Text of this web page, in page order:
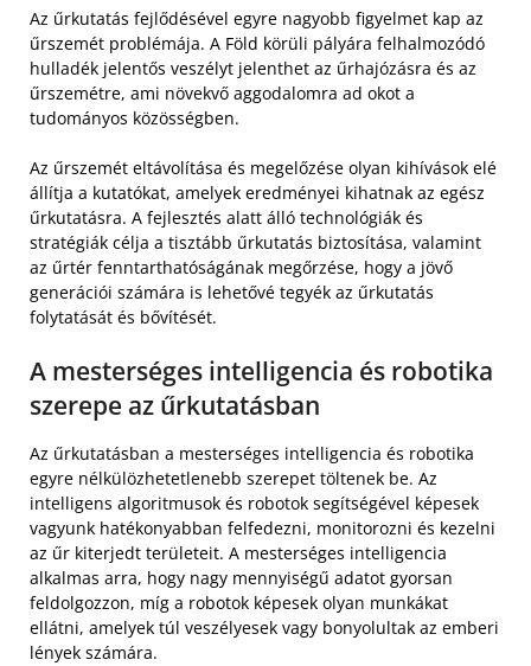
Az űrkutatás fejlődésével egyre nagyobb figyelmet kap az
űrszemét problémája. A Föld körüli pályára felhalmozódó
hulladék jelentős veszélyt jelenthet az űrhajózásra és az
űrszemétre, ami növekvő aggodalomra ad okot a
tudományos közösségben.
Az űrszemét eltávolítása és megelőzése olyan kihívások elé
állítja a kutatókat, amelyek eredményei kihatnak az egész
űrkutatásra. A fejlesztés alatt álló technológiák és
stratégiák célja a tisztább űrkutatás biztosítása, valamint
az űrtér fenntarthatóságának megőrzése, hogy a jövő
generációi számára is lehetővé tegyék az űrkutatás
folytatását és bővítését.
A mesterséges intelligencia és robotika
szerepe az űrkutatásban
Az űrkutatásban a mesterséges intelligencia és robotika
egyre nélkülözhetetlenebb szerepet töltenek be. Az
intelligens algoritmusok és robotok segítségével képesek
vagyunk hatékonyabban felfedezni, monitorozni és kezelni
az űr kiterjedt területeit. A mesterséges intelligencia
alkalmas arra, hogy nagy mennyiségű adatot gyorsan
feldolgozzon, míg a robotok képesek olyan munkákat
ellátni, amelyek túl veszélyesek vagy bonyolultak az emberi
lények számára.